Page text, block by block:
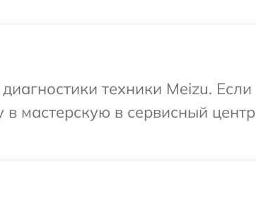
техники Meizu. Если
мастерскую в сервисный центр